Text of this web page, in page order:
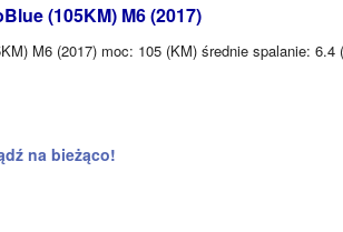
(105KM) M6 (2017)
M6 (2017) moc: 105 (KM) średnie spalanie: 6.4
na bieżąco!